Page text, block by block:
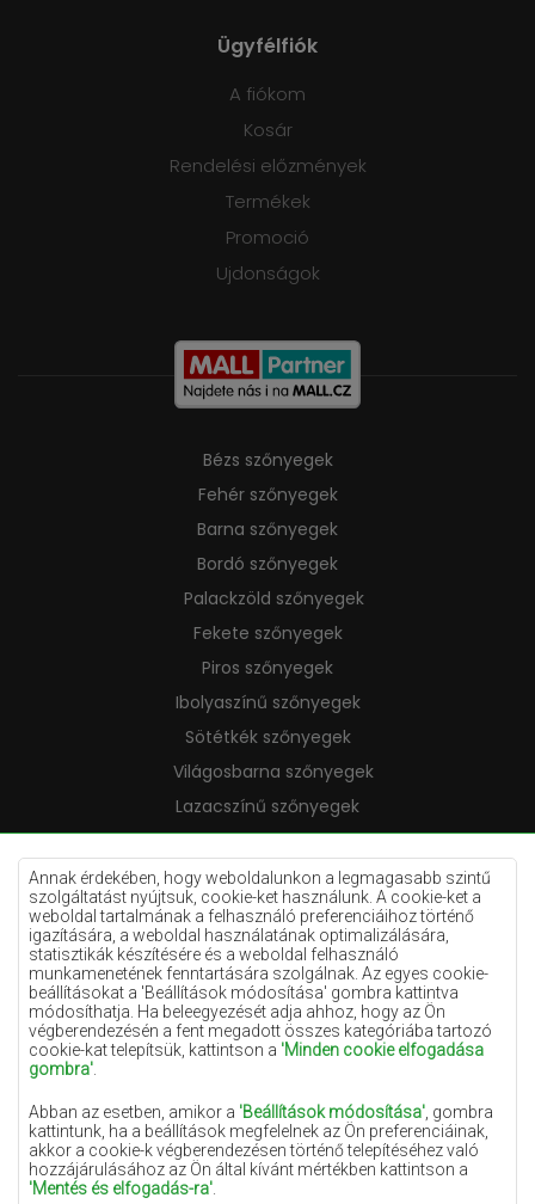
Annak érdekében, hogy weboldalunkon a legmagasabb szintű
szolgáltatást nyújtsuk, cookie-ket használunk. A cookie-ket a
weboldal tartalmának a felhasználó preferenciáihoz történő
igazítására, a weboldal használatának optimalizálására,
statisztikák készítésére és a weboldal felhasználó
munkamenetének fenntartására szolgálnak. Az egyes cookie-
beállításokat a 'Beállítások módosítása' gombra kattintva
módosíthatja. Ha beleegyezését adja ahhoz, hogy az Ön
végberendezésén a fent megadott összes kategóriába tartozó
cookie-kat telepítsük, kattintson a 'Minden cookie elfogadása
gombra'
Abban az esetben, amikor a 'Beállítások módosítása' , gombra
kattintunk, ha a beállítások megfelelnek az Ön preferenciáinak,
akkor a cookie-k végberendezésen történő telepítéséhez való
hozzájárulásához az Ön által kívánt mértékben kattintson a
'Mentés és elfogadás-ra'
Ügyfélfiók
A fiókom
Kosár
Rendelési előzmények
Termékek
Promoció
Ujdonságok
Bézs szőnyegek
Fehér szőnyegek
Barna szőnyegek
Bordó szőnyegek
Palackzöld szőnyegek
Fekete szőnyegek
Piros szőnyegek
Ibolyaszínű szőnyegek
Sötétkék szőnyegek
Világosbarna szőnyegek
Lazacszínű szőnyegek
Krémszínű szőnyegek
Lila szőnyegek
Sárga szőnyegek
Mentaszínű szőnyegek
Világoskék szőnyegek
Narancssárga szőnyegek
Rózsaszín szőnyegek
Terrakotta szőnyegek
Zöld szőnyegek
Arany szőnyegek